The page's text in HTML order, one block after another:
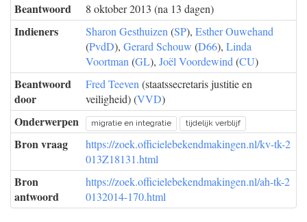
Beantwoord 8 oktober 2013 (na 13 dagen)
Indieners Sharon Gesthuizen (SP), Esther Ouwehand
(PvdD), Gerard Schouw (D66), Linda
Voortman (GL), Joël Voordewind (CU)
Beantwoord
door
Fred Teeven (staatssecretaris justitie en
veiligheid) (VVD)
Onderwerpen migratie en integratie tijdelijk verblijf
Bron vraag
https://zoek.officielebekendmakingen.nl/kv-tk-2
013Z18131.html
Bron
antwoord
https://zoek.officielebekendmakingen.nl/ah-tk-2
0132014-170.html